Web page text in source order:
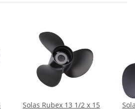
Solas Rubex 13 1/2 x 15